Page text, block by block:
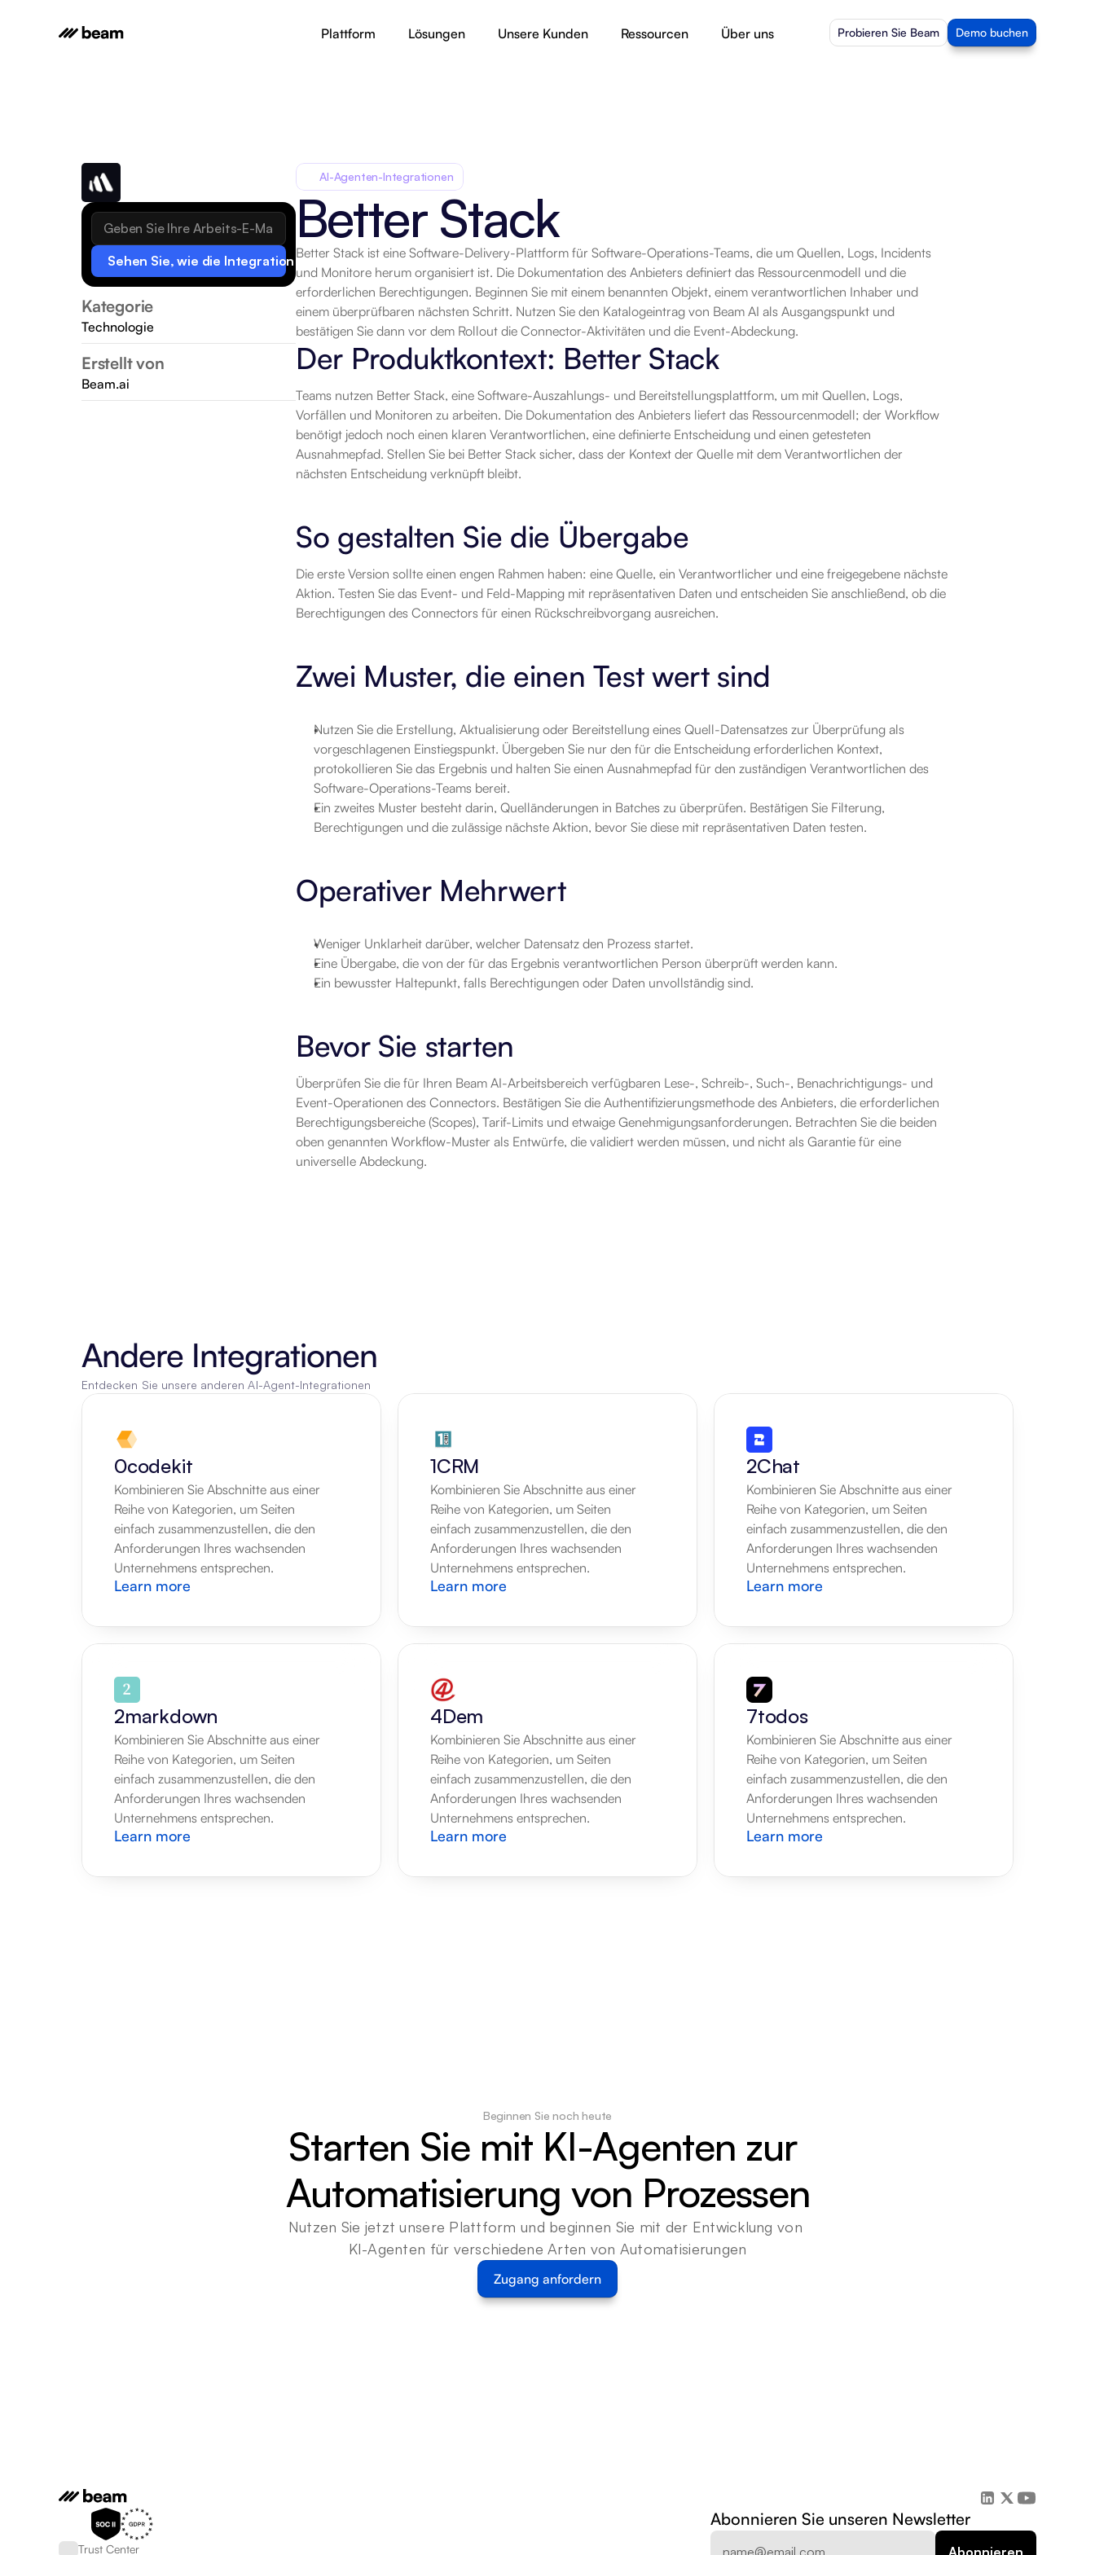
Sehen Sie, wie die Integration funktioniert
Kategorie
Technologie
Erstellt von
Beam.ai
AI-Agenten-Integrationen
Better Stack
Better Stack ist eine Software-Delivery-Plattform für Software-Operations-Teams, die um Quellen, Logs, Incidents
und Monitore herum organisiert ist. Die Dokumentation des Anbieters definiert das Ressourcenmodell und die
erforderlichen Berechtigungen. Beginnen Sie mit einem benannten Objekt, einem verantwortlichen Inhaber und
einem überprüfbaren nächsten Schritt. Nutzen Sie den Katalogeintrag von Beam AI als Ausgangspunkt und
bestätigen Sie dann vor dem Rollout die Connector-Aktivitäten und die Event-Abdeckung.
Der Produktkontext: Better Stack
Teams nutzen Better Stack, eine Software-Auszahlungs- und Bereitstellungsplattform, um mit Quellen, Logs,
Vorfällen und Monitoren zu arbeiten. Die Dokumentation des Anbieters liefert das Ressourcenmodell; der Workflow
benötigt jedoch noch einen klaren Verantwortlichen, eine definierte Entscheidung und einen getesteten
Ausnahmepfad. Stellen Sie bei Better Stack sicher, dass der Kontext der Quelle mit dem Verantwortlichen der
nächsten Entscheidung verknüpft bleibt.
So gestalten Sie die Übergabe
Die erste Version sollte einen engen Rahmen haben: eine Quelle, ein Verantwortlicher und eine freigegebene nächste
Aktion. Testen Sie das Event- und Feld-Mapping mit repräsentativen Daten und entscheiden Sie anschließend, ob die
Berechtigungen des Connectors für einen Rückschreibvorgang ausreichen.
Zwei Muster, die einen Test wert sind
Nutzen Sie die Erstellung, Aktualisierung oder Bereitstellung eines Quell-Datensatzes zur Überprüfung als
vorgeschlagenen Einstiegspunkt. Übergeben Sie nur den für die Entscheidung erforderlichen Kontext,
protokollieren Sie das Ergebnis und halten Sie einen Ausnahmepfad für den zuständigen Verantwortlichen des
Software-Operations-Teams bereit.
Ein zweites Muster besteht darin, Quelländerungen in Batches zu überprüfen. Bestätigen Sie Filterung,
Berechtigungen und die zulässige nächste Aktion, bevor Sie diese mit repräsentativen Daten testen.
Operativer Mehrwert
Weniger Unklarheit darüber, welcher Datensatz den Prozess startet.
Eine Übergabe, die von der für das Ergebnis verantwortlichen Person überprüft werden kann.
Ein bewusster Haltepunkt, falls Berechtigungen oder Daten unvollständig sind.
Bevor Sie starten
Überprüfen Sie die für Ihren Beam AI-Arbeitsbereich verfügbaren Lese-, Schreib-, Such-, Benachrichtigungs- und
Event-Operationen des Connectors. Bestätigen Sie die Authentifizierungsmethode des Anbieters, die erforderlichen
Berechtigungsbereiche (Scopes), Tarif-Limits und etwaige Genehmigungsanforderungen. Betrachten Sie die beiden
oben genannten Workflow-Muster als Entwürfe, die validiert werden müssen, und nicht als Garantie für eine
universelle Abdeckung.
Andere Integrationen
Entdecken Sie unsere anderen AI-Agent-Integrationen
0codekit
Kombinieren Sie Abschnitte aus einer
Reihe von Kategorien, um Seiten
einfach zusammenzustellen, die den
Anforderungen Ihres wachsenden
Unternehmens entsprechen.
Learn more
1CRM
Kombinieren Sie Abschnitte aus einer
Reihe von Kategorien, um Seiten
einfach zusammenzustellen, die den
Anforderungen Ihres wachsenden
Unternehmens entsprechen.
Learn more
2Chat
Kombinieren Sie Abschnitte aus einer
Reihe von Kategorien, um Seiten
einfach zusammenzustellen, die den
Anforderungen Ihres wachsenden
Unternehmens entsprechen.
Learn more
2markdown
Kombinieren Sie Abschnitte aus einer
Reihe von Kategorien, um Seiten
einfach zusammenzustellen, die den
Anforderungen Ihres wachsenden
Unternehmens entsprechen.
Learn more
4Dem
Kombinieren Sie Abschnitte aus einer
Reihe von Kategorien, um Seiten
einfach zusammenzustellen, die den
Anforderungen Ihres wachsenden
Unternehmens entsprechen.
Learn more
7todos
Kombinieren Sie Abschnitte aus einer
Reihe von Kategorien, um Seiten
einfach zusammenzustellen, die den
Anforderungen Ihres wachsenden
Unternehmens entsprechen.
Learn more
Beginnen Sie noch heute
Starten Sie mit KI-Agenten zur
Automatisierung von Prozessen
Nutzen Sie jetzt unsere Plattform und beginnen Sie mit der Entwicklung von
KI-Agenten für verschiedene Arten von Automatisierungen
Zugang anfordern
Trust Center
Abonnieren Sie unseren Newsletter
Plattform Lösungen Unsere Kunden Ressourcen Über uns Probieren Sie Beam Demo buchen